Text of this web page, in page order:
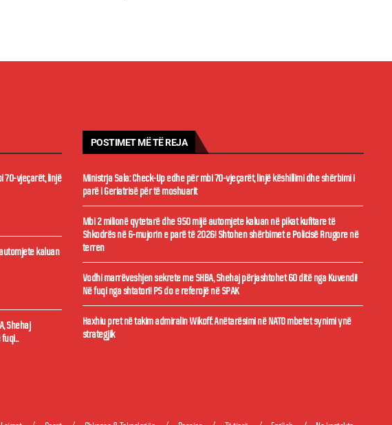
70-vjeçarët, linjë
kaluan
Shehaj
POSTIMET MË TË REJA
Ministrja Sala: Check-Up edhe për mbi 70-vjeçarët, linjë këshillimi dhe shërbimi i
parë i Geriatrisë për të moshuarit
Mbi 2 milionë qytetarë dhe 950 mijë automjete kaluan në pikat kufitare të
Shkodrës në 6-mujorin e parë të 2026! Shtohen shërbimet e Policisë Rrugore në
terren
Vodhi marrëveshjen sekrete me SHBA, Shehaj përjashtohet 60 ditë nga Kuvendi!
Në fuqi nga shtatori! PS do e referojë në SPAK
Haxhiu pret në takim admiralin Wikoff: Anëtarësimi në NATO mbetet synimi ynë
strategjik